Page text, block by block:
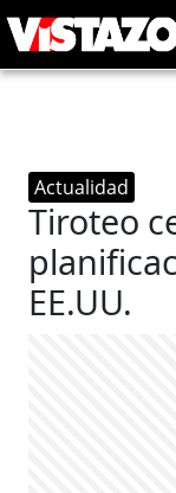
Actualidad
Tiroteo
EE.UU.